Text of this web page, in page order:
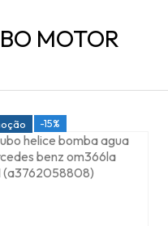
MOTOR
-15%